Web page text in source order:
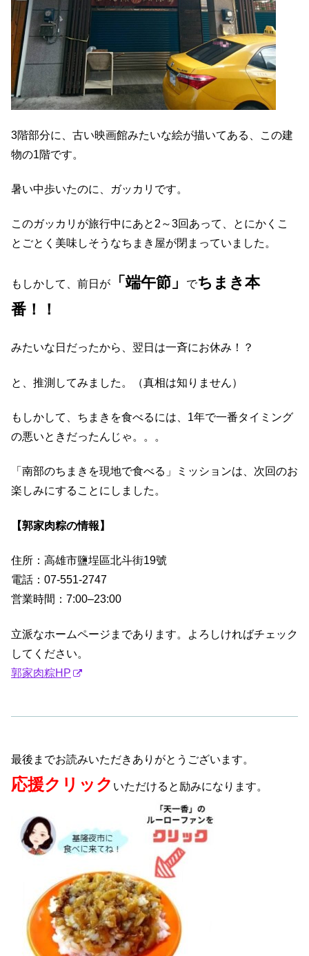
3階部分に、古い映画館みたいな絵が描いてある、この建
物の1階です。
暑い中歩いたのに、ガッカリです。
このガッカリが旅行中にあと2～3回あって、とにかくこ
とごとく美味しそうなちまき屋が閉まっていました。
もしかして、前日が 「端午節」 でちまき本
番！！
みたいな日だったから、翌日は一斉にお休み！？
と、推測してみました。（真相は知りません）
もしかして、ちまきを食べるには、1年で一番タイミング
の悪いときだったんじゃ。。。
「南部のちまきを現地で食べる」ミッションは、次回のお
楽しみにすることにしました。
【郭家肉粽の情報】
住所：高雄市鹽埕區北斗街19號
電話：07-551-2747
営業時間：7:00–23:00
立派なホームページまであります。よろしければチェック
してください。
郭家肉粽HP
最後までお読みいただきありがとうございます。
応援クリック いただけると励みになります。